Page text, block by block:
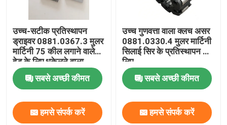
उच्च-सटीक प्रतिस्थापन
ड्राइवर 0881.0367.3 मुलर
मार्टिनी 75 कील लगाने वाले
हेड के लिए धकेलने वाला
सबसे अच्छी कीमत
हमसे संपर्क करें
उच्च गुणवत्ता वाला क्लच असर
0881.0330.4 मुलर मार्टिनी
सिलाई सिर के प्रतिस्थापन के
लिए
सबसे अच्छी कीमत
हमसे संपर्क करें